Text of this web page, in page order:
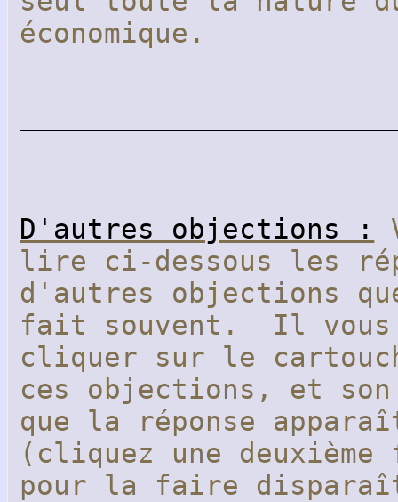
économique.
D'autres objections :
lire ci-dessous les
d'autres objections
fait souvent. Il
cliquer sur le
ces objections, et
que la réponse
(cliquez une deuxième
pour la faire